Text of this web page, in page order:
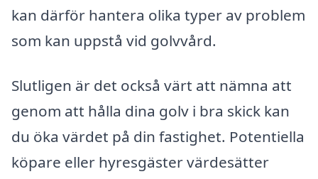
kan därför hantera olika typer av problem
som kan uppstå vid golvvård.
Slutligen är det också värt att nämna att
genom att hålla dina golv i bra skick kan
du öka värdet på din fastighet. Potentiella
köpare eller hyresgäster värdesätter